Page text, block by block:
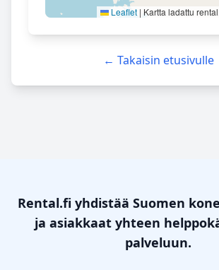
Leaflet | Kartta ladattu
← Takaisin etusivulle
Rental.fi yhdistää Suomen
ja asiakkaat yhteen
palveluun.